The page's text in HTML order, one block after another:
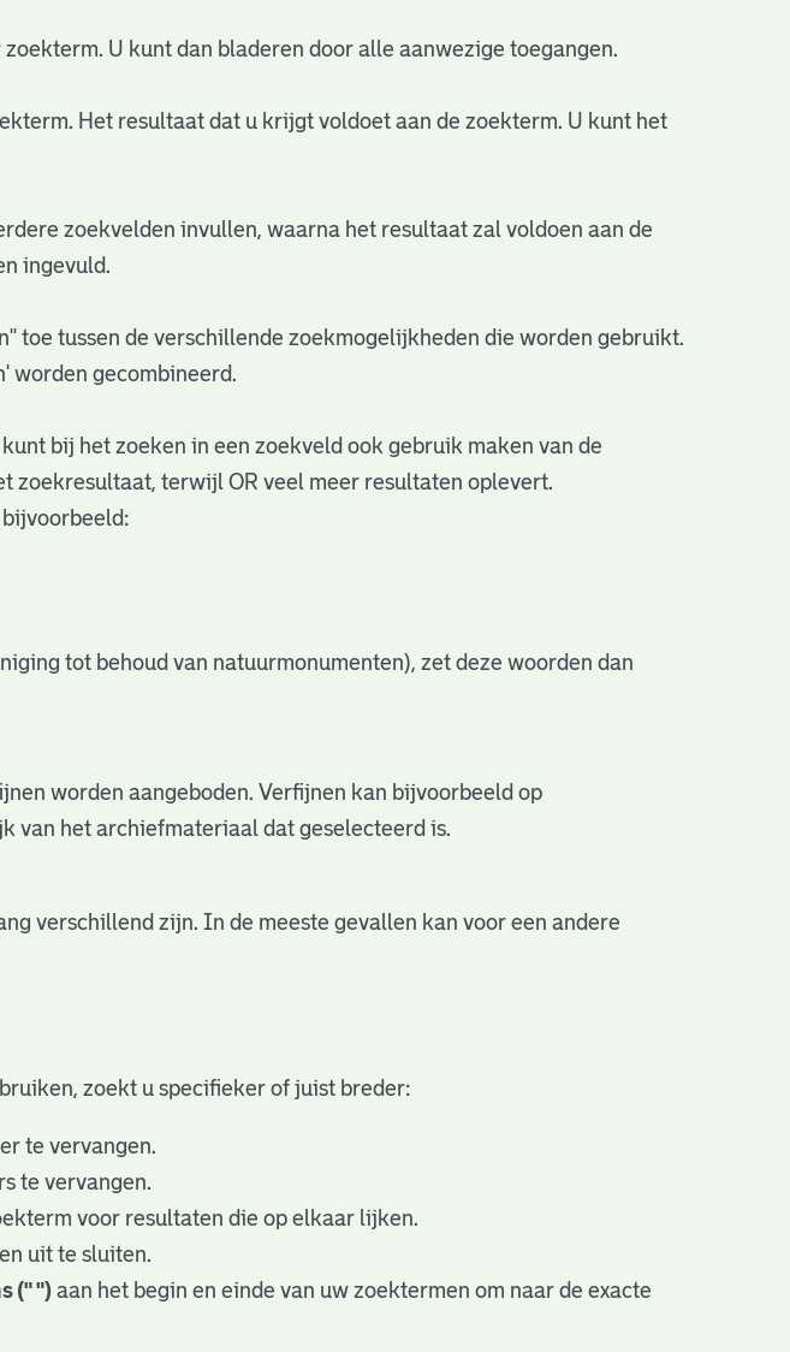
U kunt dan bladeren door alle aanwezige toegangen.
Het resultaat dat u krijgt voldoet aan de zoekterm. U kunt het
zoekvelden invullen, waarna het resultaat zal voldoen aan de
ingevuld.
toe tussen de verschillende zoekmogelijkheden die worden gebruikt.
worden gecombineerd.
bij het zoeken in een zoekveld ook gebruik maken van de
zoekresultaat, terwijl OR veel meer resultaten oplevert.
tot behoud van natuurmonumenten), zet deze woorden dan
worden aangeboden. Verfijnen kan bijvoorbeeld op
van het archiefmateriaal dat geselecteerd is.
verschillend zijn. In de meeste gevallen kan voor een andere
zoekt u specifieker of juist breder:
te vervangen.
te vervangen.
voor resultaten die op elkaar lijken.
uit te sluiten.
(" ") aan het begin en einde van uw zoektermen om naar de exacte